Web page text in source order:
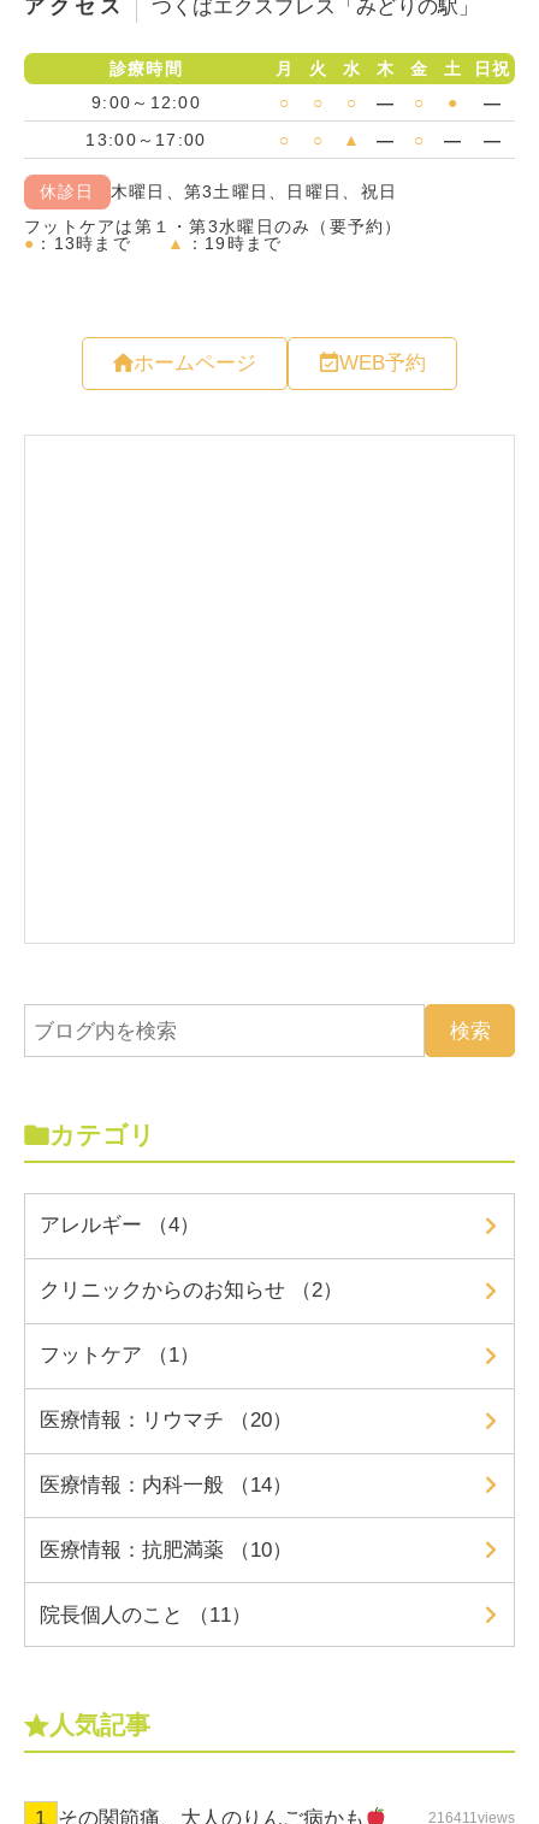
アクセス
つくばエクスプレス「みどりの駅」
ホームページ WEB予約
カテゴリ
アレルギー （4）
クリニックからのお知らせ （2）
フットケア （1）
医療情報：リウマチ （20）
医療情報：内科一般 （14）
医療情報：抗肥満薬 （10）
院長個人のこと （11）
人気記事
その関節痛、大人のりんご病かも 216411views